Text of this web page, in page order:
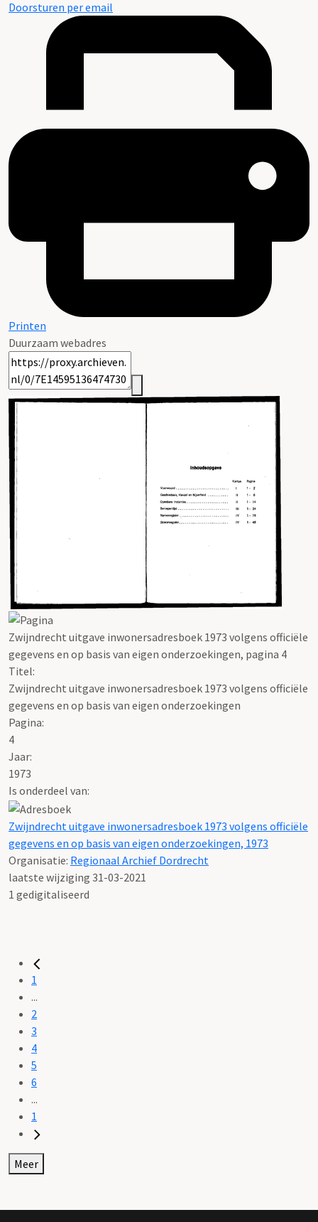
Doorsturen per email
Printen
Duurzaam webadres
Zwijndrecht uitgave inwonersadresboek 1973 volgens officiële
gegevens en op basis van eigen onderzoekingen, pagina 4
Titel:
Zwijndrecht uitgave inwonersadresboek 1973 volgens officiële
gegevens en op basis van eigen onderzoekingen
Pagina:
4
Jaar:
1973
Is onderdeel van:
Zwijndrecht uitgave inwonersadresboek 1973 volgens officiële
gegevens en op basis van eigen onderzoekingen, 1973
Organisatie: Regionaal Archief Dordrecht
laatste wijziging 31-03-2021
1 gedigitaliseerd
1
...
2
3
4
5
6
...
1
Meer